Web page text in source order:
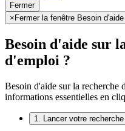
Fermer
× Fermer la fenêtre Besoin
Besoin d'aide sur
d'emploi ?
Besoin d'aide sur la recherche
informations essentielles en
1. Lancer votre recherche